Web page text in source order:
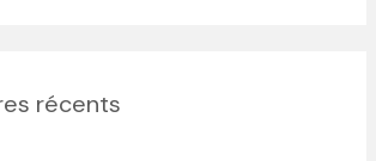
récents